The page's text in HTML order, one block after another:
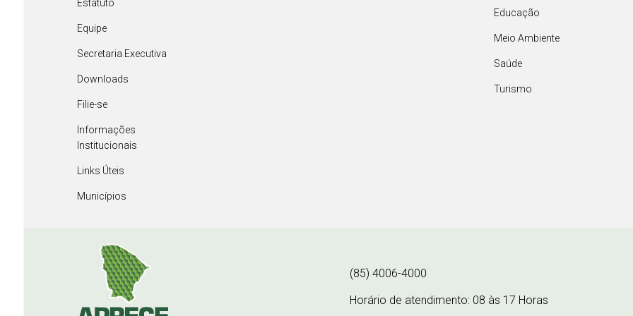
Estatuto
Equipe
Secretaria Executiva
Downloads
Filie-se
Informações
Institucionais
Links Úteis
Municípios
Educação
Meio Ambiente
Saúde
Turismo
(85) 4006-4000
Horário de atendimento: 08 às 17 Horas